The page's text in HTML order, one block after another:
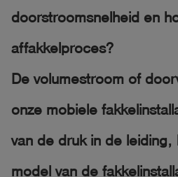
doorstroomsnelheid en
affakkelproces?
De volumestroom of
onze mobiele
van de druk in de
model van de